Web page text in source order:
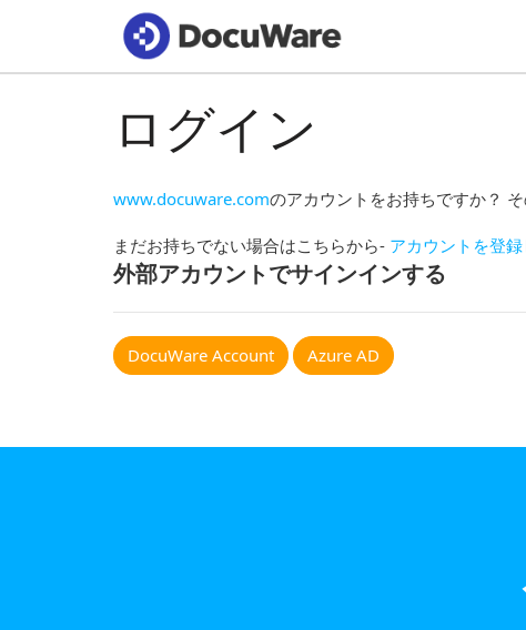
ログイン
www.docuware.comのアカウントをお持ちですか？
まだお持ちでない場合はこちらから- アカウントを登録
外部アカウントでサインインする
DocuWare Account Azure AD